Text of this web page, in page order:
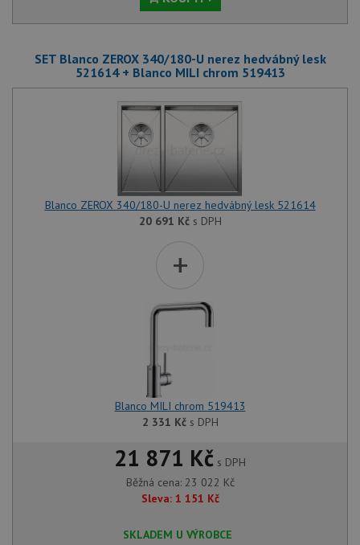
SET Blanco ZEROX 340/180-U nerez hedvábný lesk
521614 + Blanco MILI chrom 519413
Blanco ZEROX 340/180-U nerez hedvábný lesk 521614
20 691 Kčs DPH
+
Blanco MILI chrom 519413
2 331 Kčs DPH
21 871 Kč s DPH
Běžná cena: 23 022 Kč
Sleva: 1 151 Kč
SKLADEM U VÝROBCE